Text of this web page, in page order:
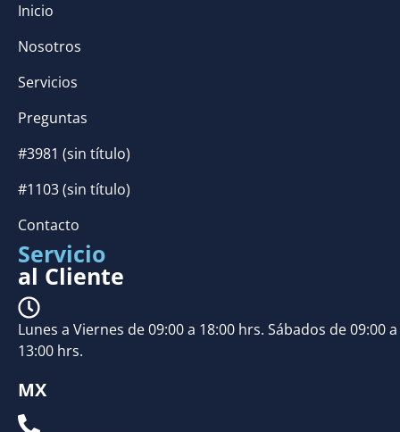
Inicio
Nosotros
Servicios
Preguntas
#3981 (sin título)
#1103 (sin título)
Contacto
Servicio
al Cliente
Lunes a Viernes de 09:00 a 18:00 hrs. Sábados de 09:00 a
13:00 hrs.
MX